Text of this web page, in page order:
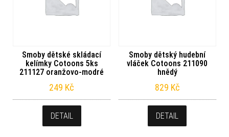
Smoby dětské skládací
kelímky Cotoons 5ks
211127 oranžovo-modré
249 Kč
DETAIL
Smoby dětský hudební
vláček Cotoons 211090
hnědý
829 Kč
DETAIL